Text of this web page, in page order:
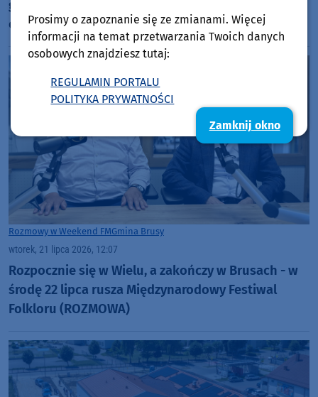
gminie Brusy zakończona. Trwa procedura
odbiorowa
Rozmowy w Weekend FMGmina Brusy
wtorek, 21 lipca 2026, 12:07
Rozpocznie się w Wielu, a zakończy w Brusach - w
środę 22 lipca rusza Międzynarodowy Festiwal
Folkloru (ROZMOWA)
Prosimy o zapoznanie się ze zmianami. Więcej
informacji na temat przetwarzania Twoich danych
osobowych znajdziesz tutaj:
REGULAMIN PORTALU
POLITYKA PRYWATNOŚCI
Zamknij okno